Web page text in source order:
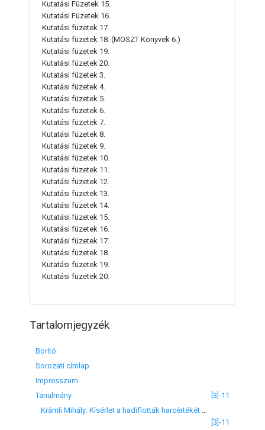
Kutatási Füzetek 15.
Kutatási Füzetek 16.
Kutatási füzetek 17.
Kutatási füzetek 18. (MOSZT Könyvek 6.)
Kutatási füzetek 19.
Kutatási füzetek 20.
Kutatási füzetek 3.
Kutatási füzetek 4.
Kutatási füzetek 5.
Kutatási füzetek 6.
Kutatási füzetek 7.
Kutatási füzetek 8.
Kutatási füzetek 9.
Kutatási füzetek 10.
Kutatási füzetek 11.
Kutatási füzetek 12.
Kutatási füzetek 13.
Kutatási füzetek 14.
Kutatási füzetek 15.
Kutatási füzetek 16.
Kutatási füzetek 17.
Kutatási füzetek 18.
Kutatási füzetek 19.
Kutatási füzetek 20.
Tartalomjegyzék
Borító
Sorozati címlap
Impresszum
Tanulmány
[3]-11
[3]-11